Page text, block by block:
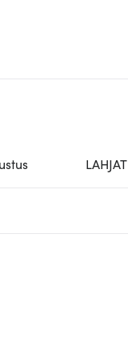
LAHJAT